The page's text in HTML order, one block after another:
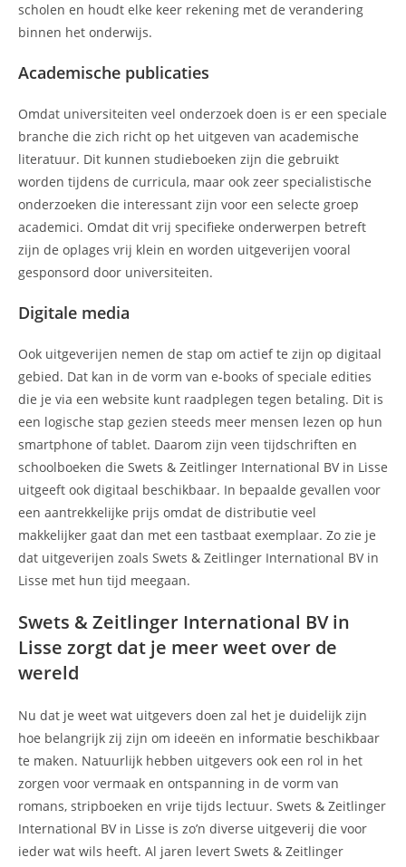
scholen en houdt elke keer rekening met de verandering
binnen het onderwijs.
Academische publicaties
Omdat universiteiten veel onderzoek doen is er een speciale
branche die zich richt op het uitgeven van academische
literatuur. Dit kunnen studieboeken zijn die gebruikt
worden tijdens de curricula, maar ook zeer specialistische
onderzoeken die interessant zijn voor een selecte groep
academici. Omdat dit vrij specifieke onderwerpen betreft
zijn de oplages vrij klein en worden uitgeverijen vooral
gesponsord door universiteiten.
Digitale media
Ook uitgeverijen nemen de stap om actief te zijn op digitaal
gebied. Dat kan in de vorm van e-books of speciale edities
die je via een website kunt raadplegen tegen betaling. Dit is
een logische stap gezien steeds meer mensen lezen op hun
smartphone of tablet. Daarom zijn veen tijdschriften en
schoolboeken die Swets & Zeitlinger International BV in Lisse
uitgeeft ook digitaal beschikbaar. In bepaalde gevallen voor
een aantrekkelijke prijs omdat de distributie veel
makkelijker gaat dan met een tastbaat exemplaar. Zo zie je
dat uitgeverijen zoals Swets & Zeitlinger International BV in
Lisse met hun tijd meegaan.
Swets & Zeitlinger International BV in
Lisse zorgt dat je meer weet over de
wereld
Nu dat je weet wat uitgevers doen zal het je duidelijk zijn
hoe belangrijk zij zijn om ideeën en informatie beschikbaar
te maken. Natuurlijk hebben uitgevers ook een rol in het
zorgen voor vermaak en ontspanning in de vorm van
romans, stripboeken en vrije tijds lectuur. Swets & Zeitlinger
International BV in Lisse is zo’n diverse uitgeverij die voor
ieder wat wils heeft. Al jaren levert Swets & Zeitlinger